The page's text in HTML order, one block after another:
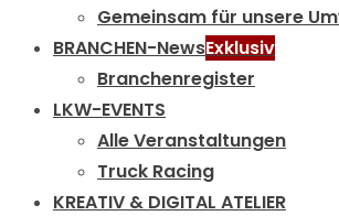
Gemeinsam für unsere
BRANCHEN-NewsExklusiv
Branchenregister
LKW-EVENTS
Alle Veranstaltungen
Truck Racing
KREATIV & DIGITAL ATELIER